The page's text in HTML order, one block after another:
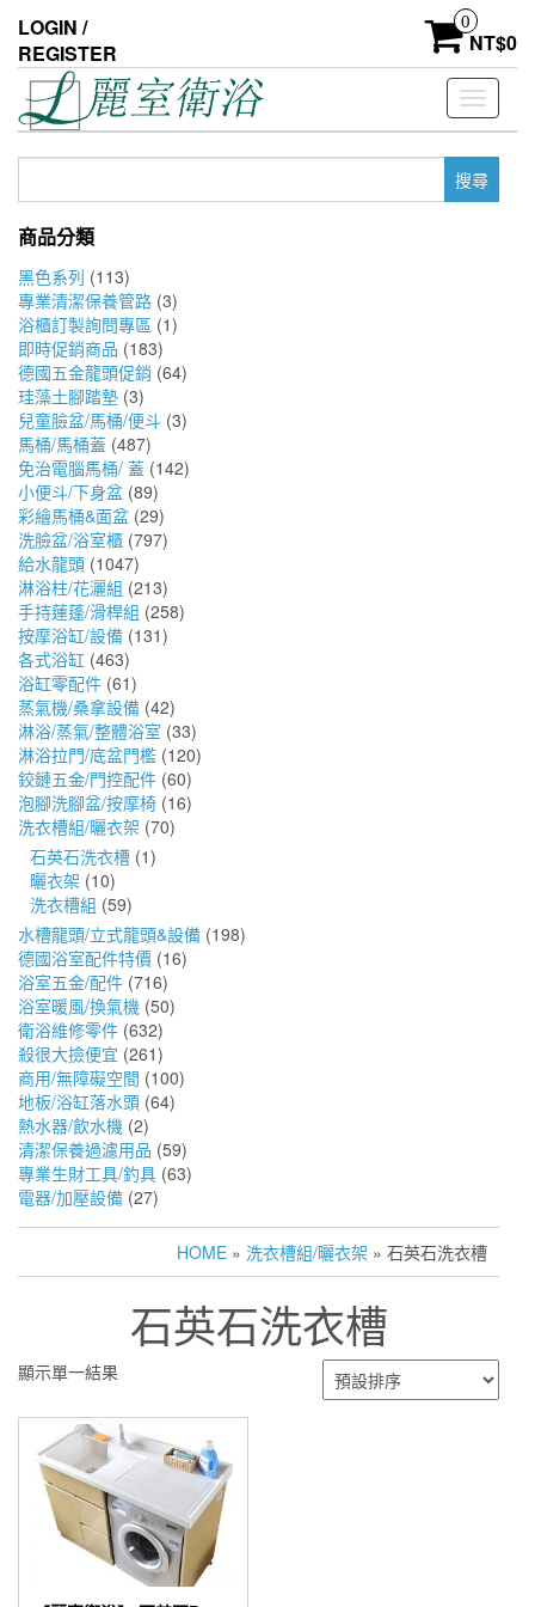
the
content
LOGIN /
REGISTER
0
NT$0
Toggle
鍵
商品分類
黑色系列 (113)
專業清潔保養管路 (3)
浴櫃訂製詢問專區 (1)
即時促銷商品 (183)
德國五金龍頭促銷 (64)
珪藻土腳踏墊 (3)
兒童臉盆/馬桶/便斗 (3)
馬桶/馬桶蓋 (487)
免治電腦馬桶/ 蓋 (142)
小便斗/下身盆 (89)
彩繪馬桶&面盆 (29)
洗臉盆/浴室櫃 (797)
給水龍頭 (1047)
淋浴柱/花灑組 (213)
手持蓮蓬/滑桿組 (258)
按摩浴缸/設備 (131)
各式浴缸 (463)
浴缸零配件 (61)
蒸氣機/桑拿設備 (42)
淋浴/蒸氣/整體浴室 (33)
淋浴拉門/底盆門檻 (120)
鉸鏈五金/門控配件 (60)
泡腳洗腳盆/按摩椅 (16)
洗衣槽組/曬衣架 (70)
石英石洗衣槽 (1)
曬衣架 (10)
洗衣槽組 (59)
水槽龍頭/立式龍頭&設備 (198)
德國浴室配件特價 (16)
浴室五金/配件 (716)
浴室暖風/換氣機 (50)
衛浴維修零件 (632)
殺很大撿便宜 (261)
商用/無障礙空間 (100)
地板/浴缸落水頭 (64)
熱水器/飲水機 (2)
清潔保養過濾用品 (59)
專業生財工具/釣具 (63)
電器/加壓設備 (27)
HOME » 洗衣槽組/曬衣架 » 石英石洗衣槽
石英石洗衣槽
顯示單一結果